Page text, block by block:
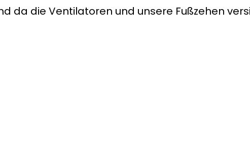
–
da die Ventilatoren und unsere Fußzehen